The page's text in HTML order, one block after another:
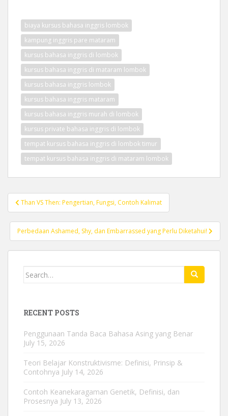
biaya kursus bahasa inggris lombok
kampung inggris pare mataram
kursus bahasa inggris di lombok
kursus bahasa inggris di mataram lombok
kursus bahasa inggris lombok
kursus bahasa inggris mataram
kursus bahasa inggris murah di lombok
kursus private bahasa inggris di lombok
tempat kursus bahasa inggris di lombok timur
tempat kursus bahasa inggris di mataram lombok
Post
navigation
Than VS Then: Pengertian, Fungsi, Contoh Kalimat
Perbedaan Ashamed, Shy, dan Embarrassed yang Perlu Diketahui!
Search
RECENT POSTS
Penggunaan Tanda Baca Bahasa Asing yang Benar
July 15, 2026
Teori Belajar Konstruktivisme: Definisi, Prinsip &
Contohnya July 14, 2026
Contoh Keanekaragaman Genetik, Definisi, dan
Prosesnya July 13, 2026